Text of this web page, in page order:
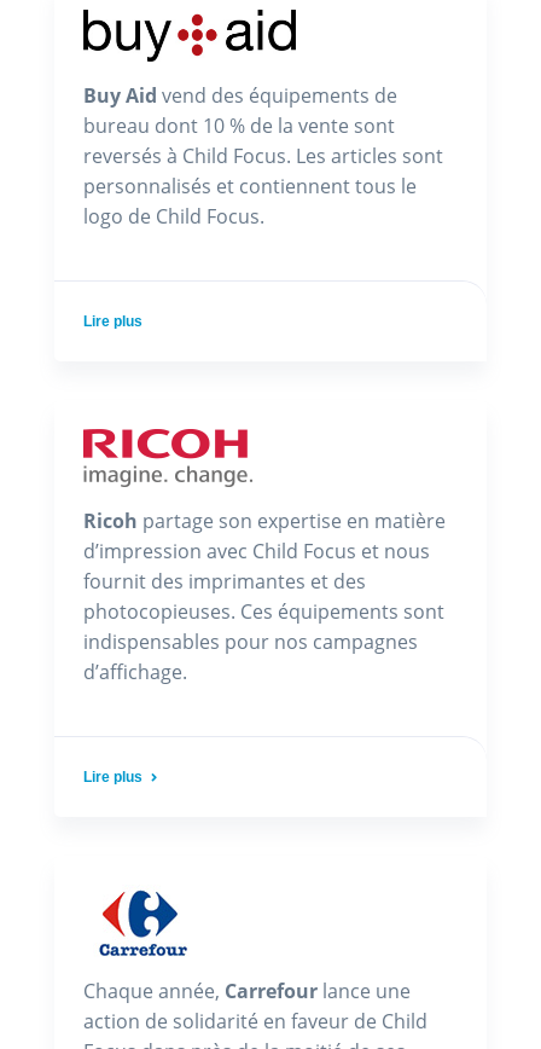
Buy Aid vend des équipements de
bureau dont 10 % de la vente sont
reversés à Child Focus. Les articles sont
personnalisés et contiennent tous le
logo de Child Focus.
Lire plus
Ricoh partage son expertise en matière
d’impression avec Child Focus et nous
fournit des imprimantes et des
photocopieuses. Ces équipements sont
indispensables pour nos campagnes
d’affichage.
Lire plus
Chaque année, Carrefour lance une
action de solidarité en faveur de Child